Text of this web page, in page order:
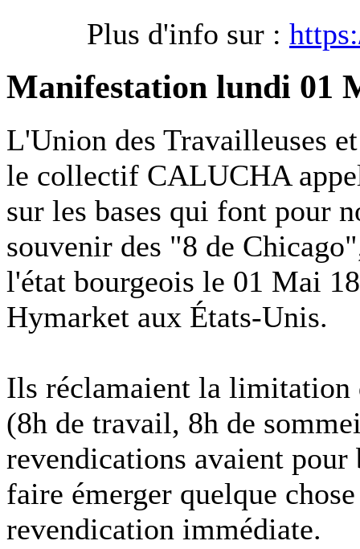
Plus d'info sur :
Manifestation lundi 01
L'Union des Travailleuses
le collectif CALUCHA
sur les bases qui font pour
souvenir des "8 de
l'état bourgeois le 01 Mai
Hymarket aux États-Unis.
Ils réclamaient la limitation
(8h de travail, 8h de
revendications avaient
faire émerger quelque
revendication immédiate.